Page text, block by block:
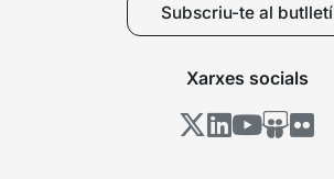
Subscriu-te al butlletí
Xarxes socials